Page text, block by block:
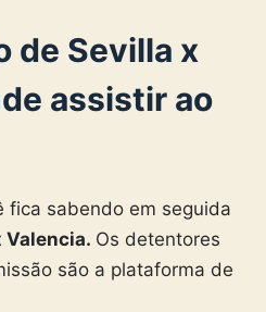
de Sevilla x
assistir ao
fica sabendo em seguida
Valencia. Os detentores
são a plataforma de